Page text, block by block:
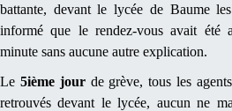
battante, devant le lycée de Baume
informé que le rendez-vous avait été
minute sans aucune autre explication.
Le 5ième jourde grève, tous les
retrouvés devant le lycée, aucun ne